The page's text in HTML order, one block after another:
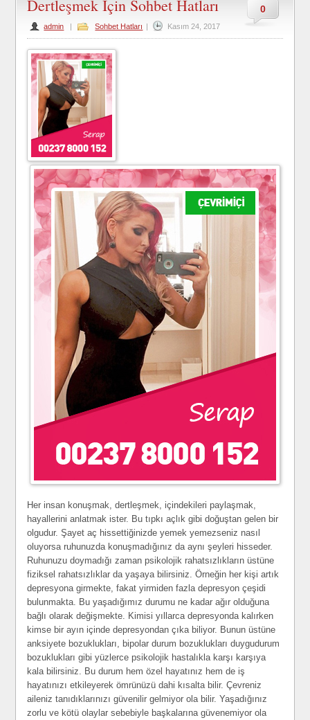
0
Dertleşmek İçin Sohbet Hatları
admin | Sohbet Hatları | Kasım 24, 2017
Her insan konuşmak, dertleşmek, içindekileri paylaşmak,
hayallerini anlatmak ister. Bu tıpkı açlık gibi doğuştan gelen bir
olgudur. Şayet aç hissettiğinizde yemek yemezseniz nasıl
oluyorsa ruhunuzda konuşmadığınız da aynı şeyleri hisseder.
Ruhunuzu doymadığı zaman psikolojik rahatsızlıkların üstüne
fiziksel rahatsızlıklar da yaşaya bilirsiniz. Örneğin her kişi artık
depresyona girmekte, fakat yirmiden fazla depresyon çeşidi
bulunmakta. Bu yaşadığımız durumu ne kadar ağır olduğuna
bağlı olarak değişmekte. Kimisi yıllarca depresyonda kalırken
kimse bir ayın içinde depresyondan çıka biliyor. Bunun üstüne
anksiyete bozuklukları, bipolar durum bozuklukları duygudurum
bozuklukları gibi yüzlerce psikolojik hastalıkla karşı karşıya
kala bilirsiniz. Bu durum hem özel hayatınız hem de iş
hayatınızı etkileyerek ömrünüzü dahi kısalta bilir. Çevreniz
aileniz tanıdıklarınızı güvenilir gelmiyor ola bilir. Yaşadığınız
zorlu ve kötü olaylar sebebiyle başkalarına güvenemiyor ola